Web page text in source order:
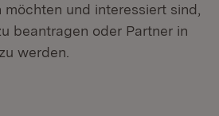
und interessiert sind,
beantragen oder Partner in
werden.